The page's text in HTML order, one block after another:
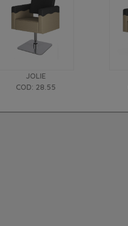
JOLIE
COD: 28.55